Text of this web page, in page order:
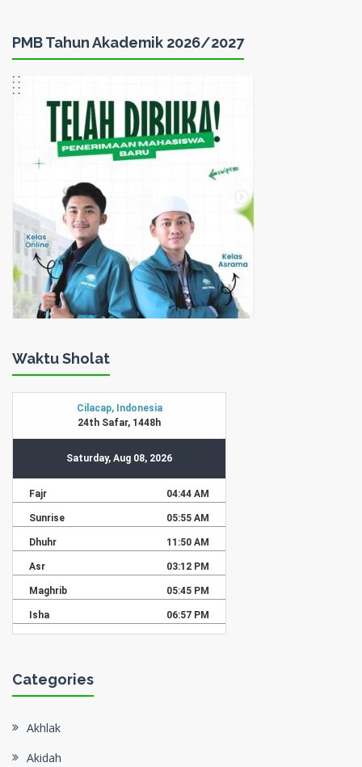
PMB Tahun Akademik 2026/2027
Waktu Sholat
Categories
Akhlak
Akidah